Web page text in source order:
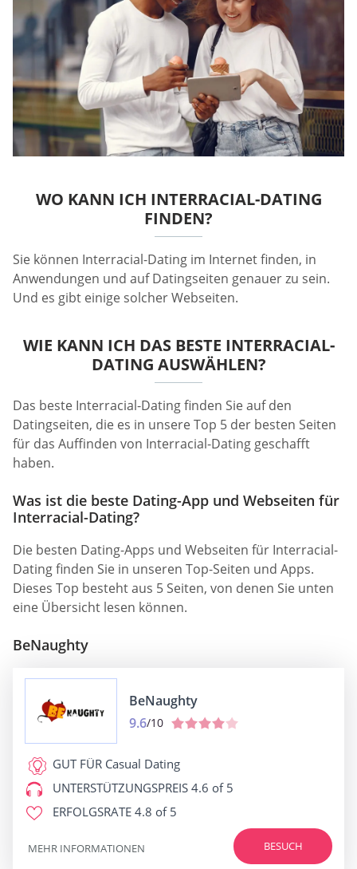
WO KANN ICH INTERRACIAL-DATING
FINDEN?
Sie können Interracial-Dating im Internet finden, in
Anwendungen und auf Datingseiten genauer zu sein.
Und es gibt einige solcher Webseiten.
WIE KANN ICH DAS BESTE INTERRACIAL-
DATING AUSWÄHLEN?
Das beste Interracial-Dating finden Sie auf den
Datingseiten, die es in unsere Top 5 der besten Seiten
für das Auffinden von Interracial-Dating geschafft
haben.
Was ist die beste Dating-App und Webseiten für
Interracial-Dating?
Die besten Dating-Apps und Webseiten für Interracial-
Dating finden Sie in unseren Top-Seiten und Apps.
Dieses Top besteht aus 5 Seiten, von denen Sie unten
eine Übersicht lesen können.
BeNaughty
BeNaughty
9.6/10
GUT FÜR Casual Dating
UNTERSTÜTZUNGSPREIS 4.6 of 5
ERFOLGSRATE 4.8 of 5
BESUCH
MEHR INFORMATIONEN